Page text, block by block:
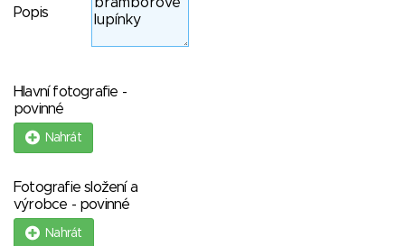
Popis
Hlavní fotografie -
povinné
Nahrát
Fotografie složení a
výrobce - povinné
Nahrát